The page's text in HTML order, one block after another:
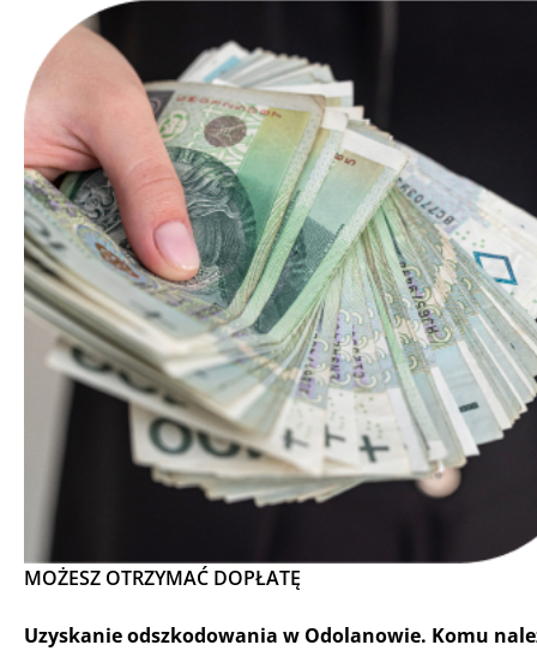
MOŻESZ OTRZYMAĆ DOPŁATĘ
Uzyskanie odszkodowania w Odolanowie. Komu